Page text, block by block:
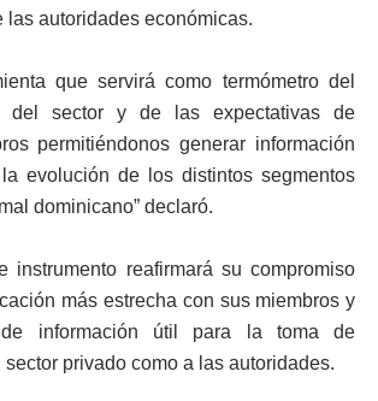
las autoridades económicas.
que servirá como termómetro del
del sector y de las expectativas de
permitiéndonos generar información
evolución de los distintos segmentos
dominicano” declaró.
instrumento reafirmará su compromiso
más estrecha con sus miembros y
de información útil para la toma de
privado como a las autoridades.